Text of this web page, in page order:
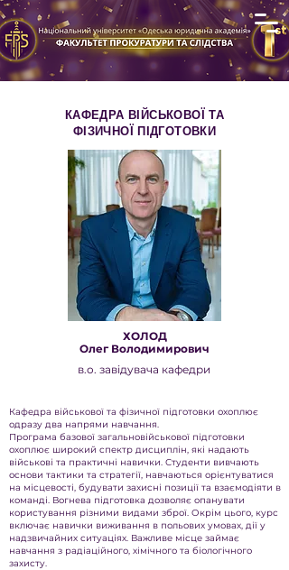
КАФЕДРА ВІЙСЬКОВОЇ ТА
ФІЗИЧНОЇ ПІДГОТОВКИ
ХОЛОД
Олег Володимирович
Кафедра військової та фізичної підготовки охоплює
одразу два напрями навчання.
Програма базової загальновійськової підготовки
охоплює широкий спектр дисциплін, які надають
військові та практичні навички. Студенти вивчають
основи тактики та стратегії, навчаються орієнтуватися
на місцевості, будувати захисні позиції та взаємодіяти в
команді. Вогнева підготовка дозволяє опанувати
користування різними видами зброї. Окрім цього, курс
включає навички виживання в польових умовах, дії у
надзвичайних ситуаціях. Важливе місце займає
навчання з радіаційного, хімічного та біологічного
захисту.
в.о. завідувача кафедри